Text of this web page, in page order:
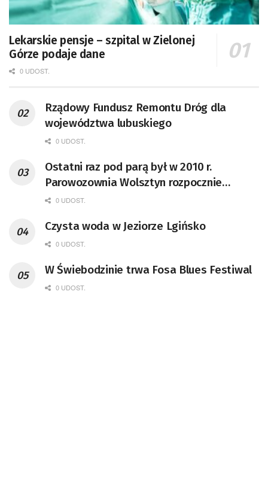
Lekarskie pensje – szpital w Zielonej
Górze podaje dane
0 UDOST.
Rządowy Fundusz Remontu Dróg dla
województwa lubuskiego
0 UDOST.
Ostatni raz pod parą był w 2010 r.
Parowozownia Wolsztyn rozpocznie
remont unikatowego Tr5-65
0 UDOST.
Czysta woda w Jeziorze Lgińsko
0 UDOST.
W Świebodzinie trwa Fosa Blues Festiwal
0 UDOST.